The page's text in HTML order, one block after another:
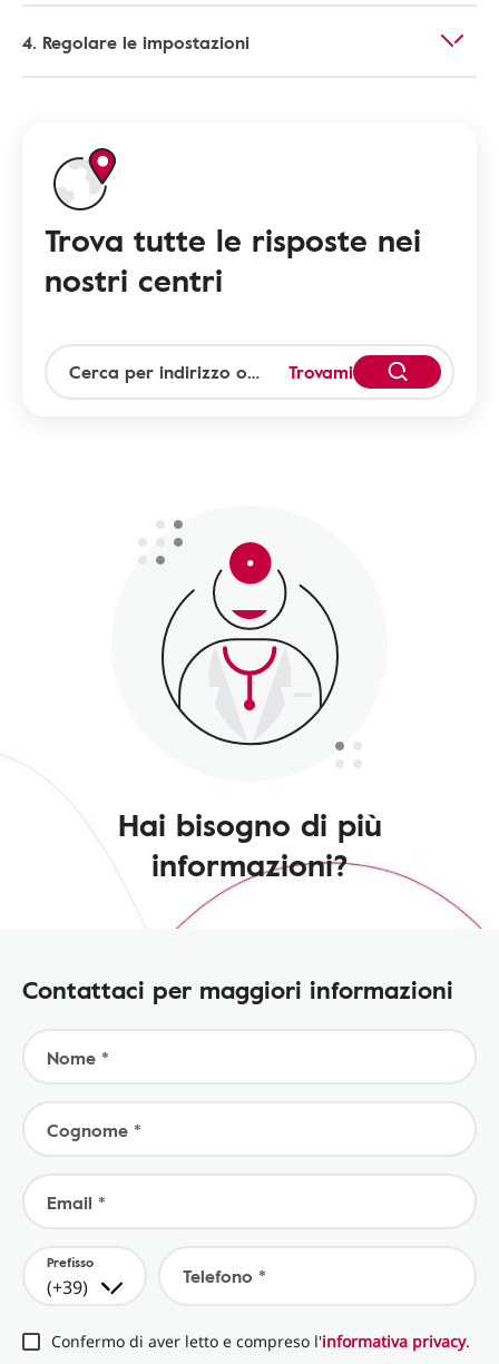
4. Regolare le impostazioni
Trova tutte le risposte nei
nostri centri
Trovami
Hai bisogno di più
informazioni?
Contattaci per maggiori informazioni
Nome *
Cognome *
Email *
Prefisso
(+39) Telefono *
Confermo di aver letto e compreso l'informativa privacy.